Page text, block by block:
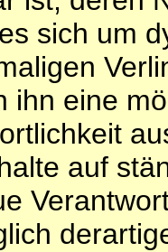
sich um
ihn eine
auf